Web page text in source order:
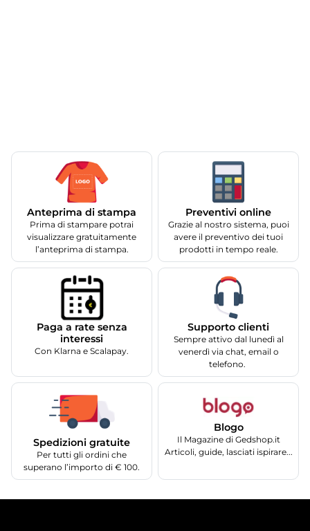
Anteprima di stampa
Prima di stampare potrai
visualizzare gratuitamente
l’anteprima di stampa.
Preventivi online
Grazie al nostro sistema, puoi
avere il preventivo dei tuoi
prodotti in tempo reale.
Paga a rate senza
interessi
Con Klarna e Scalapay.
Supporto clienti
Sempre attivo dal lunedì al
venerdì via chat, email o
telefono.
Spedizioni gratuite
Per tutti gli ordini che
superano l’importo di € 100.
Blogo
Il Magazine di Gedshop.it
Articoli, guide, lasciati ispirare...